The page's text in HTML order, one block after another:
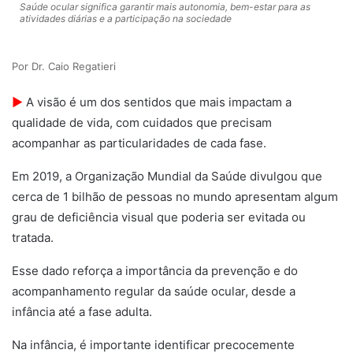
Saúde ocular significa garantir mais autonomia, bem-estar para as
atividades diárias e a participação na sociedade
Dr. Caio Regatieri
► A visão é um dos sentidos que mais impactam a
qualidade de vida, com cuidados que precisam
acompanhar as particularidades de cada fase.
Em 2019, a Organização Mundial da Saúde divulgou que
cerca de 1 bilhão de pessoas no mundo apresentam algum
grau de deficiência visual que poderia ser evitada ou
tratada.
Esse dado reforça a importância da prevenção e do
acompanhamento regular da saúde ocular, desde a
infância até a fase adulta.
Na infância, é importante identificar precocemente